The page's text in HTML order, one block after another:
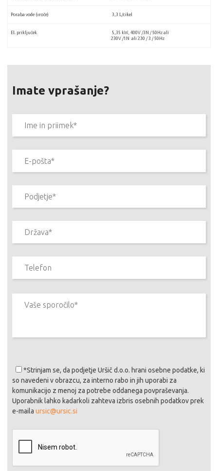
Poraba vode (vroče) 3,3 L/cikel
El. priključek
5,35 kW, 400V /3N / 50Hz ali
230V /1N ali 230 / 3 / 50Hz
Imate vprašanje?
*Strinjam se, da podjetje Uršič d.o.o. hrani osebne podatke, ki
so navedeni v obrazcu, za interno rabo in jih uporabi za
komunikacijo z menoj za potrebe oddanega povpraševanja.
Uporabnik lahko kadarkoli zahteva izbris osebnih podatkov prek
e-maila ursic@ursic.si